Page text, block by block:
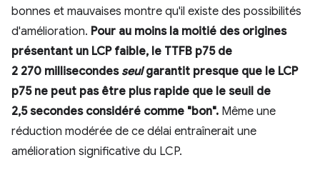
bonnes et mauvaises montre qu'il existe des possibilités
d'amélioration. Pour au moins la moitié des origines
présentant un LCP faible, le TTFB p75 de
2 270 millisecondes seulgarantit presque que le LCP
p75 ne peut pas être plus rapide que le seuil de
2,5 secondes considéré comme "bon". Même une
réduction modérée de ce délai entraînerait une
amélioration significative du LCP.